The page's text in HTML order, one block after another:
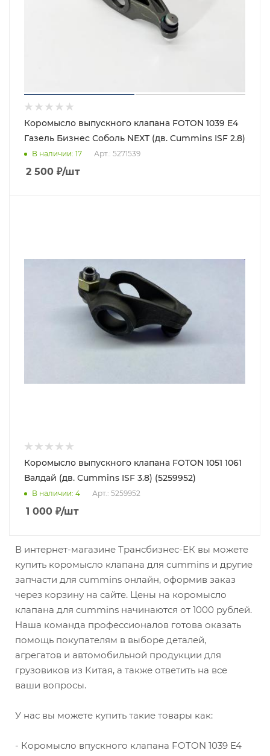
Коромысло выпускного клапана FOTON 1039 Е4
Газель Бизнес Соболь NEXT (дв. Cummins ISF 2.8)
В наличии: 17 Арт.: 5271539
2 500 ₽/шт
Коромысло выпускного клапана FOTON 1051 1061
Валдай (дв. Cummins ISF 3.8) (5259952)
В наличии: 4 Арт.: 5259952
1 000 ₽/шт
В интернет-магазине Трансбизнес-ЕК вы можете
купить коромысло клапана для cummins и другие
запчасти для cummins онлайн, оформив заказ
через корзину на сайте. Цены на коромысло
клапана для cummins начинаются от 1000 рублей.
Наша команда профессионалов готова оказать
помощь покупателям в выборе деталей,
агрегатов и автомобильной продукции для
грузовиков из Китая, а также ответить на все
ваши вопросы.
У нас вы можете купить такие товары как:
- Коромысло впускного клапана FOTON 1039 Е4